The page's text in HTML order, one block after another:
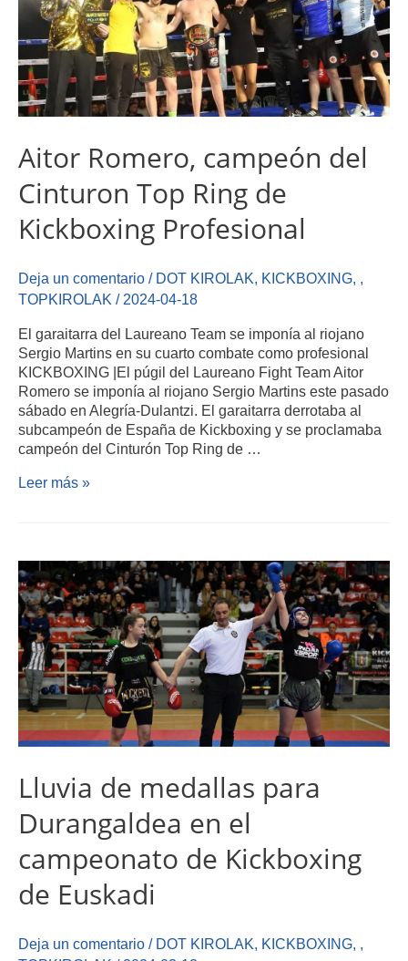
Aitor Romero, campeón del
Cinturon Top Ring de
Kickboxing Profesional
Deja un comentario / DOT KIROLAK, KICKBOXING, ,
TOPKIROLAK / 2024-04-18
El garaitarra del Laureano Team se imponía al riojano
Sergio Martins en su cuarto combate como profesional
KICKBOXING |El púgil del Laureano Fight Team Aitor
Romero se imponía al riojano Sergio Martins este pasado
sábado en Alegría-Dulantzi. El garaitarra derrotaba al
subcampeón de España de Kickboxing y se proclamaba
campeón del Cinturón Top Ring de …
Leer más »
Lluvia de medallas para
Durangaldea en el
campeonato de Kickboxing
de Euskadi
Deja un comentario / DOT KIROLAK, KICKBOXING, ,